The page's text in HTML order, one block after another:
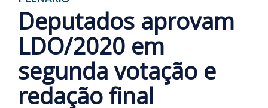
Deputados aprovam
LDO/2020 em
segunda votação e
redação final